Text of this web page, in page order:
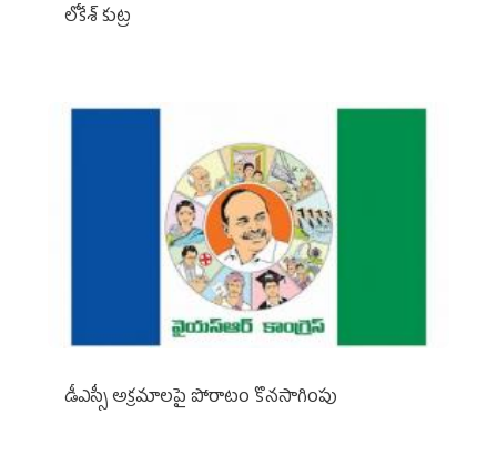
లోకేశ్ కుట్ర
డీఎస్సీ అక్రమాలపై పోరాటం కొనసాగింపు